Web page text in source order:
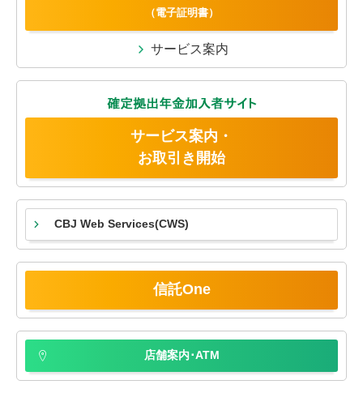
（電子証明書）
サービス案内
サービス案内・
お取引き開始
CBJ Web Services(CWS)
信託One
店舗案内･ATM